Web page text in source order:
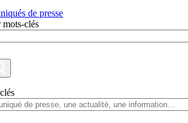
de presse
mots-clés